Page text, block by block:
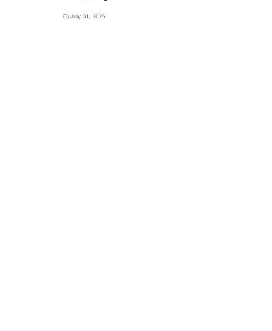
July 31, 2026